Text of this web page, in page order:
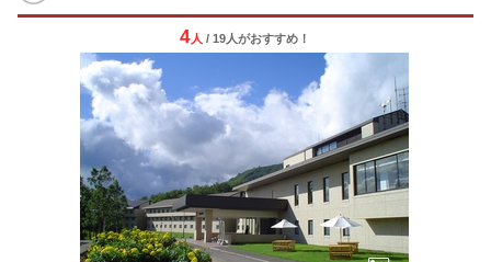
4人 / 19人がおすすめ！